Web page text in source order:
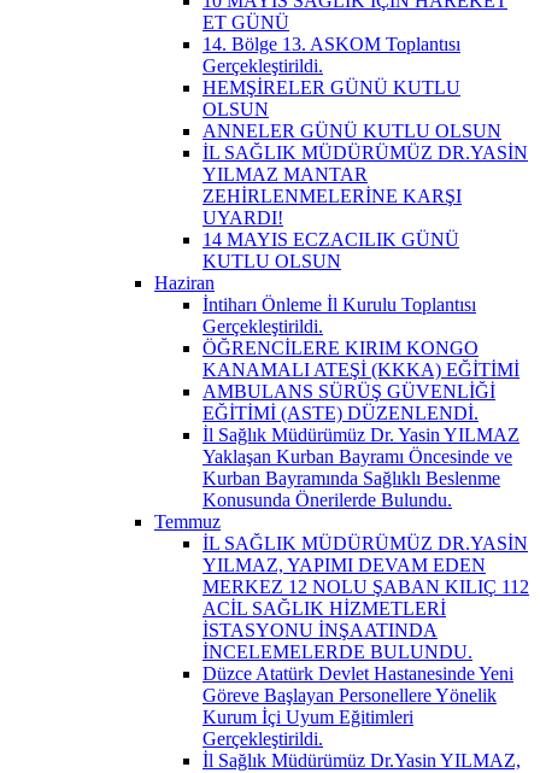
ET GÜNÜ
14. Bölge 13. ASKOM Toplantısı
Gerçekleştirildi.
HEMŞİRELER GÜNÜ KUTLU
OLSUN
ANNELER GÜNÜ KUTLU OLSUN
İL SAĞLIK MÜDÜRÜMÜZ DR.YASİN
YILMAZ MANTAR
ZEHİRLENMELERİNE KARŞI
UYARDI!
14 MAYIS ECZACILIK GÜNÜ
KUTLU OLSUN
Haziran
İntiharı Önleme İl Kurulu Toplantısı
Gerçekleştirildi.
ÖĞRENCİLERE KIRIM KONGO
KANAMALI ATEŞİ (KKKA) EĞİTİMİ
AMBULANS SÜRÜŞ GÜVENLİĞİ
EĞİTİMİ (ASTE) DÜZENLENDİ.
İl Sağlık Müdürümüz Dr. Yasin YILMAZ
Yaklaşan Kurban Bayramı Öncesinde ve
Kurban Bayramında Sağlıklı Beslenme
Konusunda Önerilerde Bulundu.
Temmuz
İL SAĞLIK MÜDÜRÜMÜZ DR.YASİN
YILMAZ, YAPIMI DEVAM EDEN
MERKEZ 12 NOLU ŞABAN KILIÇ 112
ACİL SAĞLIK HİZMETLERİ
İSTASYONU İNŞAATINDA
İNCELEMELERDE BULUNDU.
Düzce Atatürk Devlet Hastanesinde Yeni
Göreve Başlayan Personellere Yönelik
Kurum İçi Uyum Eğitimleri
Gerçekleştirildi.
İl Sağlık Müdürümüz Dr.Yasin YILMAZ,